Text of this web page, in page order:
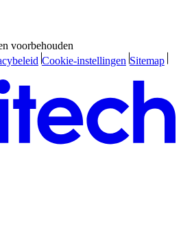
voorbehouden
Cookie-instellingen Sitemap